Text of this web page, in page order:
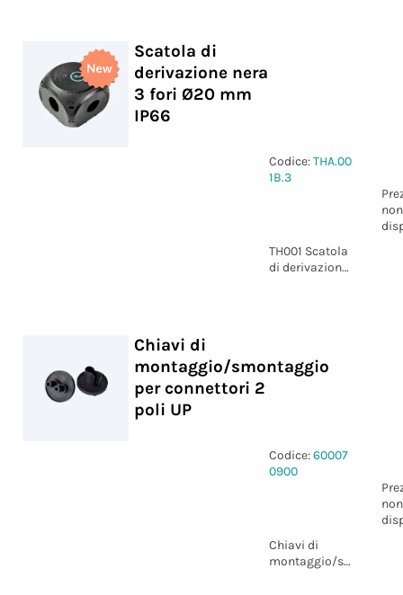
Scatola di
derivazione nera
3 fori Ø20 mm
IP66
Codice:THA.00
1B.3
non
TH001 Scatola
di derivazione
Chiavi di
montaggio/smontaggio
per connettori 2
poli UP
Codice:60007
0900
non
Chiavi di
montaggio/